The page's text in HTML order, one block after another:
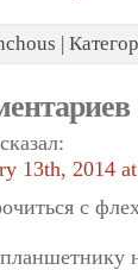
|
13th, 2014
с